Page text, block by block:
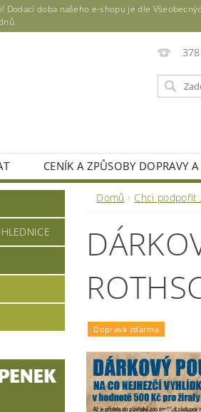
Dodací doba našeho e-shopu je dle
CENÍK A ZPŮSOBY DOPRAVY
Domů Chci podpořit
Doprava zdarma